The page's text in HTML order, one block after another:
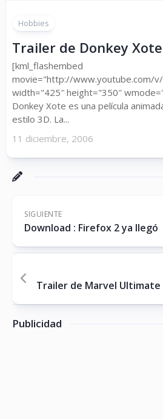
Hobbies
Trailer de Donkey Xote
[kml_flashembed
movie="http://www.youtube.com/v/
width="425″ height="350″
Donkey Xote es una película
estilo 3D. La...
11 diciembre, 2006
SIGUIENTE
Download : Firefox 2 ya llegó
Trailer de Marvel Ultimate
Publicidad